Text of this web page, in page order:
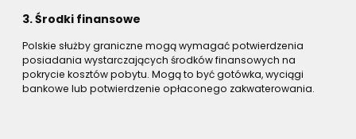
3. Środki finansowe
Polskie służby graniczne mogą wymagać potwierdzenia
posiadania wystarczających środków finansowych na
pokrycie kosztów pobytu. Mogą to być gotówka, wyciągi
bankowe lub potwierdzenie opłaconego zakwaterowania.